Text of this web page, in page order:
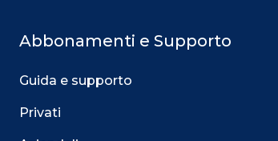
Abbonamenti e Supporto
Guida e supporto
Privati